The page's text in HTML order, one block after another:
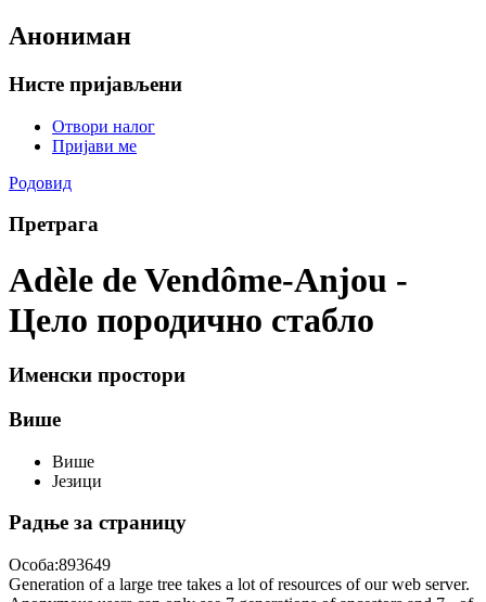
Анониман
Нисте пријављени
Отвори налог
Пријави ме
Родовид
Претрага
Adèle de Vendôme-Anjou -
Цело породично стабло
Именски простори
Више
Више
Језици
Радње за страницу
Особа:893649
Generation of a large tree takes a lot of resources of our web server.